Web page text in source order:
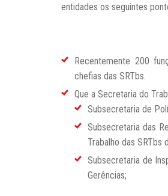
entidades os seguintes
Recentemente 200
chefias das SRTbs.
Que a Secretaria do
Subsecretaria de
Subsecretaria das
Trabalho das SRTbs
Subsecretaria de
Gerências;